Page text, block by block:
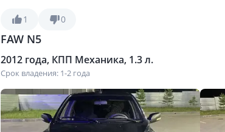
Зимой система abs много выручает на экстренном
1 0
FAW N5
2012 года, КПП Механика, 1.3 л.
Срок владения: 1-2 года